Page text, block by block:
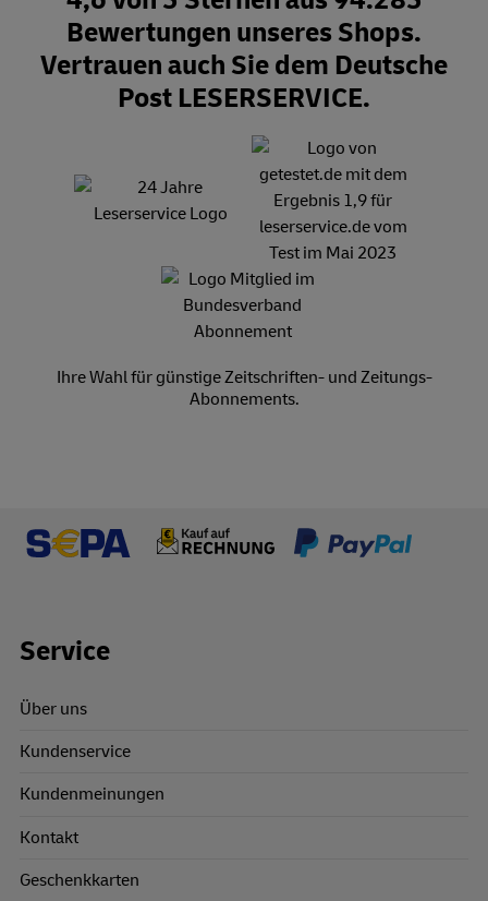
Bewertungen unseres Shops.
Vertrauen auch Sie dem Deutsche
Post LESERSERVICE.
Ihre Wahl für günstige Zeitschriften- und Zeitungs-
Abonnements.
Footer Links
Service
Über uns
Kundenservice
Kundenmeinungen
Kontakt
Geschenkkarten